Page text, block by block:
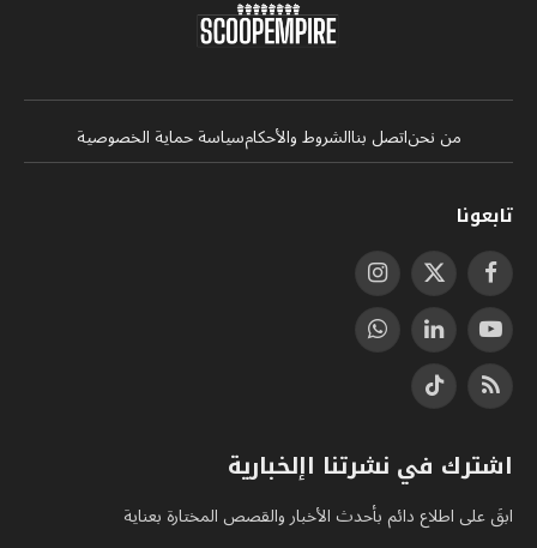
من نحناتصل بناالشروط والأحكامسياسة حماية الخصوصية
تابعونا
فيسبوكX
(Twitter)
الانستغرام
يوتيوب لينكدإنواتساب
RSS
تيكتوك
اشترك في نشرتنا اإلخبارية
ابقَ على اطلاع دائم بأحدث الأخبار والقصص المختارة بعناية